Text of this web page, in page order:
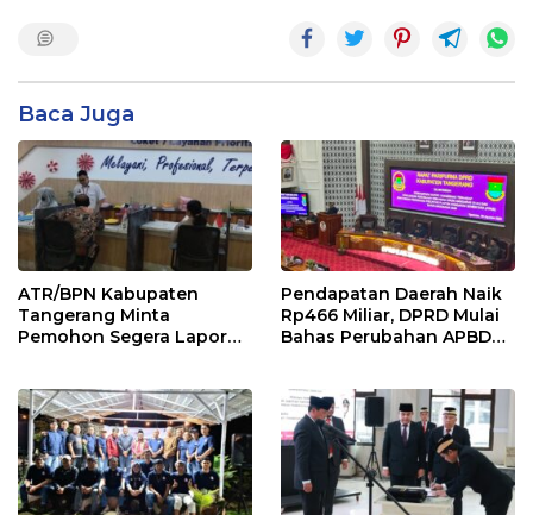
Baca Juga
ATR/BPN Kabupaten
Tangerang Minta
Pemohon Segera Lapor
Pendapatan Daerah Naik
Rp466 Miliar, DPRD Mulai
Bahas Perubahan APBD